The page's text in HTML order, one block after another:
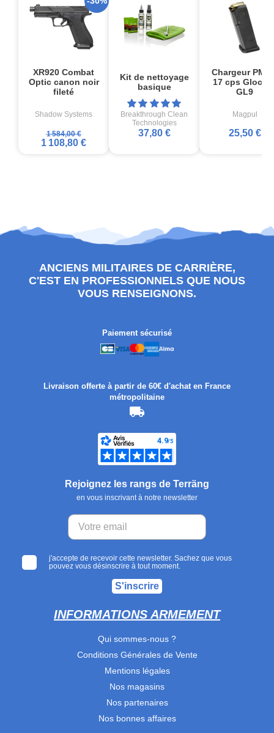
XR920 Combat
Optic canon noir
fileté
Shadow Systems
1 584,00 €
1 108,80 €
Kit de nettoyage
basique
Breakthrough Clean
Technologies
37,80 €
Chargeur
17 cps
GL9
Magpul
25,50 €
ANCIENS MILITAIRES DE CARRIÈRE,
C'EST EN PROFESSIONNELS QUE NOUS
VOUS RENSEIGNONS.
Paiement sécurisé
Livraison offerte à partir de 60€ d'achat en France
métropolitaine
Rejoignez les rangs de Terräng
en vous inscrivant à notre newsletter
j'accepte de recevoir cette newsletter. Sachez que vous
pouvez vous désinscrire à tout moment.
S'inscrire
INFORMATIONS ARMEMENT
Qui sommes-nous ?
Conditions Générales de Vente
Mentions légales
Nos magasins
Nos partenaires
Nos bonnes affaires